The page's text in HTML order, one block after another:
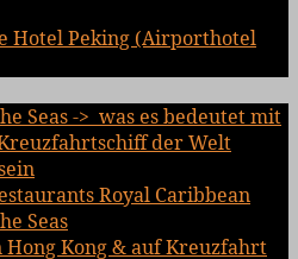
Hotel Peking (Airporthotel
Seas -> was es bedeutet mit
der Welt
Royal Caribbean
Seas
Hong Kong & auf Kreuzfahrt